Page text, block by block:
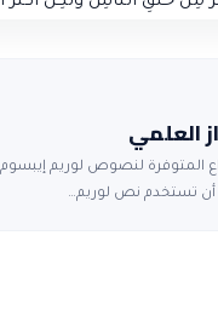
العلمي
المتوفرة لنصوص لوريم
أن تستخدم نص لوريم…